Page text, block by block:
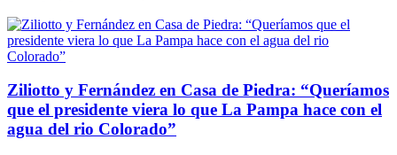
Ziliotto y Fernández en Casa de Piedra: “Queríamos
que el presidente viera lo que La Pampa hace con el
agua del rio Colorado”